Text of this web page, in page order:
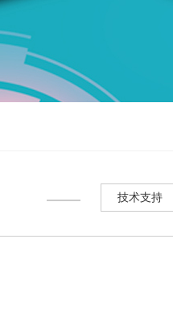
技术支持